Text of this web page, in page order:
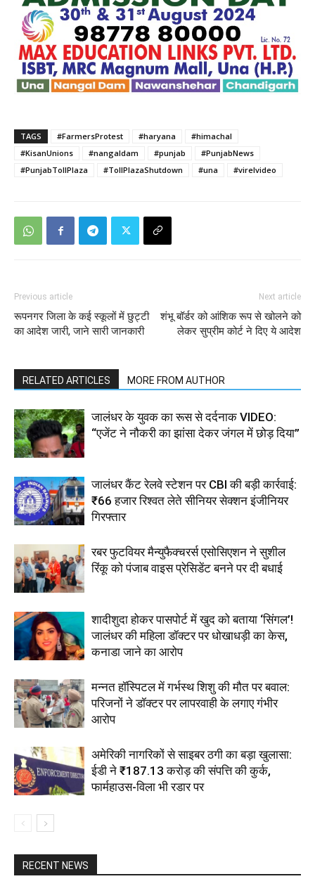
TAGS #FarmersProtest #haryana
#himachal
#KisanUnions
#nangaldam #punjab
#PunjabNews
#PunjabTollPlaza
#TollPlazaShutdown #una #virelvideo
Previous article
रूपनगर जिला के कई स्कूलों में छुट्टी
का आदेश जारी, जाने सारी जानकारी
Next article
शंभू बॉर्डर को आंशिक रूप से खोलने को
लेकर सुप्रीम कोर्ट ने दिए ये आदेश
RELATED ARTICLES MORE FROM AUTHOR
जालंधर के युवक का रूस से दर्दनाक VIDEO:
“एजेंट ने नौकरी का झांसा देकर जंगल में छोड़ दिया”
जालंधर कैंट रेलवे स्टेशन पर CBI की बड़ी कार्रवाई:
₹66 हजार रिश्वत लेते सीनियर सेक्शन इंजीनियर
गिरफ्तार
रबर फुटवियर मैन्युफैक्चरर्स एसोसिएशन ने सुशील
रिंकू को पंजाब वाइस प्रेसिडेंट बनने पर दी बधाई
शादीशुदा होकर पासपोर्ट में खुद को बताया ‘सिंगल’!
जालंधर की महिला डॉक्टर पर धोखाधड़ी का केस,
कनाडा जाने का आरोप
मन्नत हॉस्पिटल में गर्भस्थ शिशु की मौत पर बवाल:
परिजनों ने डॉक्टर पर लापरवाही के लगाए गंभीर
आरोप
अमेरिकी नागरिकों से साइबर ठगी का बड़ा खुलासा:
ईडी ने ₹187.13 करोड़ की संपत्ति की कुर्क,
फार्महाउस-विला भी रडार पर
RECENT NEWS